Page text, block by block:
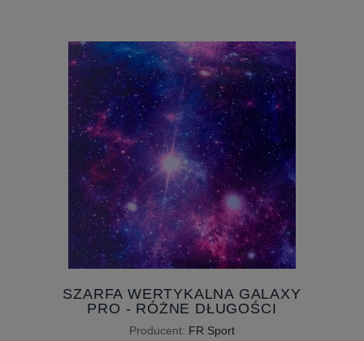
SZARFA WERTYKALNA GALAXY
PRO - RÓŻNE DŁUGOŚCI
Producent: FR Sport